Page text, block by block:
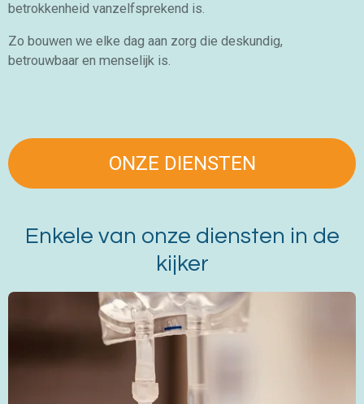
betrokkenheid vanzelfsprekend is.
Zo bouwen we elke dag aan zorg die deskundig,
betrouwbaar en menselijk is.
ONZE DIENSTEN
Enkele van onze diensten in de
kijker